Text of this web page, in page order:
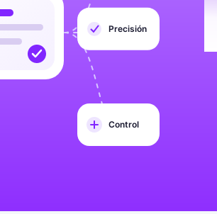
Precisión
Control